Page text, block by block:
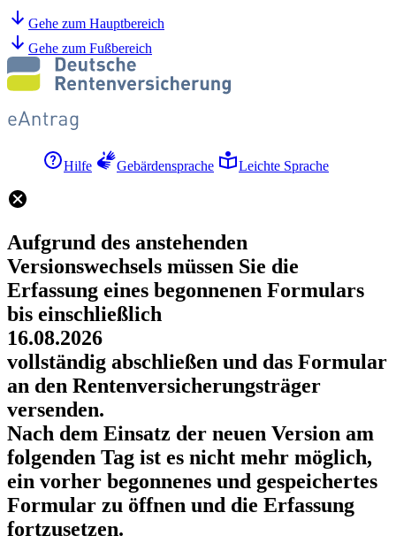
Gehe zum Hauptbereich
Gehe zum Fußbereich
Hilfe Gebärdensprache Leichte Sprache
Aufgrund des anstehenden
Versionswechsels müssen Sie die
Erfassung eines begonnenen Formulars
bis einschließlich
16.08.2026
vollständig abschließen und das Formular
an den Rentenversicherungsträger
versenden.
Nach dem Einsatz der neuen Version am
folgenden Tag ist es nicht mehr möglich,
ein vorher begonnenes und gespeichertes
Formular zu öffnen und die Erfassung
fortzusetzen.